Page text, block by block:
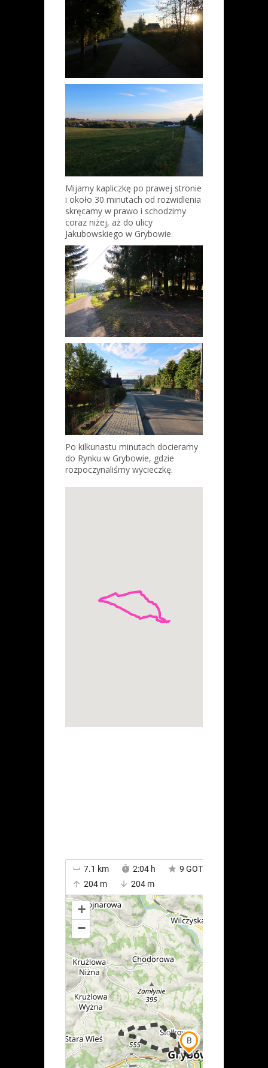
Mijamy kapliczkę po prawej stronie
i około 30 minutach od rozwidlenia
skręcamy w prawo i schodzimy
coraz niżej, aż do ulicy
Jakubowskiego w Grybowie.
Po kilkunastu minutach docieramy
do Rynku w Grybowie, gdzie
rozpoczynaliśmy wycieczkę.